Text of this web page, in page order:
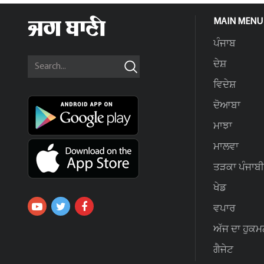
MAIN MENU
ਪੰਜਾਬ
ਦੇਸ਼
ਵਿਦੇਸ਼
ਦੋਆਬਾ
ਮਾਝਾ
ਮਾਲਵਾ
ਤੜਕਾ ਪੰਜਾਬੀ
ਖੇਡ
ਵਪਾਰ
ਅੱਜ ਦਾ
ਗੈਜੇਟ